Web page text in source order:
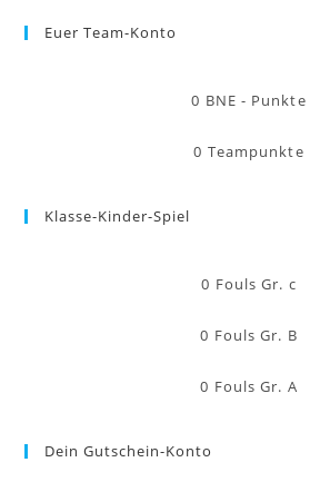
Euer Team-Konto
0 BNE - Punkte
0 Teampunkte
Klasse-Kinder-Spiel
0 Fouls Gr. c
0 Fouls Gr. B
0 Fouls Gr. A
Dein Gutschein-Konto